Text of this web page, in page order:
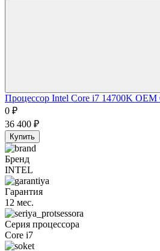
Процессор Intel Core i7 14700K OEM
0 ₽
36 400 ₽
Купить
Бренд
INTEL
Гарантия
12 мес.
Серия процессора
Core i7